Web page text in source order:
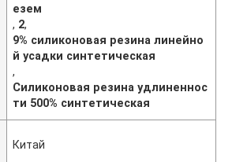
езем
, 2,
9% силиконовая резина линейно
й усадки синтетическая
,
Силиконовая резина удлиненнос
ти 500% синтетическая
Китай